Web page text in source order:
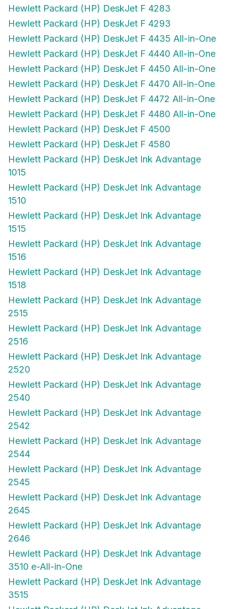
Hewlett Packard (HP) DeskJet F 4283
Hewlett Packard (HP) DeskJet F 4293
Hewlett Packard (HP) DeskJet F 4435 All-in-One
Hewlett Packard (HP) DeskJet F 4440 All-in-One
Hewlett Packard (HP) DeskJet F 4450 All-in-One
Hewlett Packard (HP) DeskJet F 4470 All-in-One
Hewlett Packard (HP) DeskJet F 4472 All-in-One
Hewlett Packard (HP) DeskJet F 4480 All-in-One
Hewlett Packard (HP) DeskJet F 4500
Hewlett Packard (HP) DeskJet F 4580
Hewlett Packard (HP) DeskJet Ink Advantage
1015
Hewlett Packard (HP) DeskJet Ink Advantage
1510
Hewlett Packard (HP) DeskJet Ink Advantage
1515
Hewlett Packard (HP) DeskJet Ink Advantage
1516
Hewlett Packard (HP) DeskJet Ink Advantage
1518
Hewlett Packard (HP) DeskJet Ink Advantage
2515
Hewlett Packard (HP) DeskJet Ink Advantage
2516
Hewlett Packard (HP) DeskJet Ink Advantage
2520
Hewlett Packard (HP) DeskJet Ink Advantage
2540
Hewlett Packard (HP) DeskJet Ink Advantage
2542
Hewlett Packard (HP) DeskJet Ink Advantage
2544
Hewlett Packard (HP) DeskJet Ink Advantage
2545
Hewlett Packard (HP) DeskJet Ink Advantage
2645
Hewlett Packard (HP) DeskJet Ink Advantage
2646
Hewlett Packard (HP) DeskJet Ink Advantage
3510 e-All-in-One
Hewlett Packard (HP) DeskJet Ink Advantage
3515